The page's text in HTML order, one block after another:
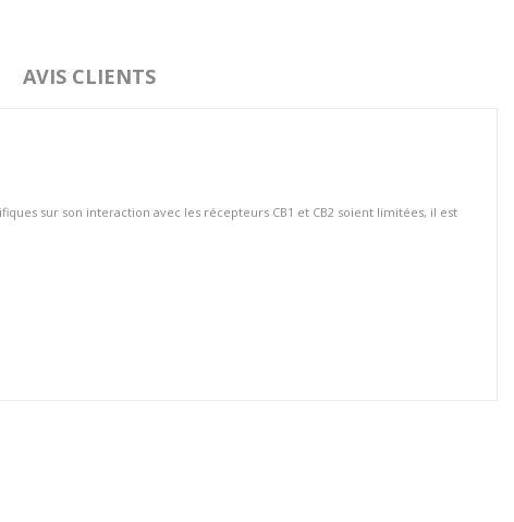
AVIS CLIENTS
sur son interaction avec les récepteurs CB1 et CB2 soient limitées, il est